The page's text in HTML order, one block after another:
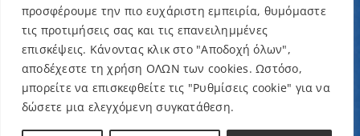
προσφέρουμε την πιο ευχάριστη εμπειρία, θυμόμαστε
τις προτιμήσεις σας και τις επανειλημμένες
επισκέψεις. Κάνοντας κλικ στο "Αποδοχή όλων",
αποδέχεστε τη χρήση ΟΛΩΝ των cookies. Ωστόσο,
μπορείτε να επισκεφθείτε τις "Ρυθμίσεις cookie" για να
δώσετε μια ελεγχόμενη συγκατάθεση.
© Copyright 2022 – Παγκύπριος Σύνδεσμος για
παιδιά με καρκίνο και συναφείς παθήσεις «Ένα
Όνειρο Μια Ευχή» / Designed & Developed byNETinfo
Plc
Όροι και Προϋποθέσεις|Πολιτική Απορρήτου